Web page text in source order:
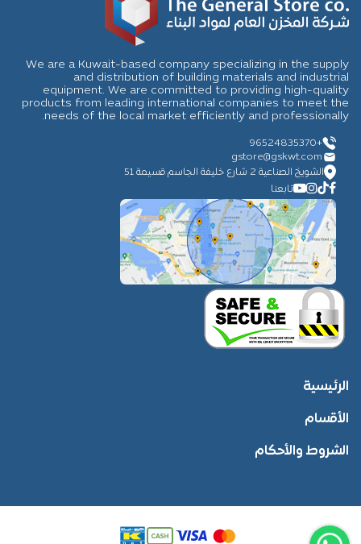
We are a Kuwait-based company specializing in the supply
and distribution of building materials and industrial
equipment. We are committed to providing high-quality
products from leading international companies to meet the
needs of the local market efficiently and professionally.
+96524835370
gstore@gskwt.com
الشويخ الصناعية 2 شارع خليفة الجاسم قسيمة 51
تابعنا
الرئيسية
الأقسام
الشروط والأحكام